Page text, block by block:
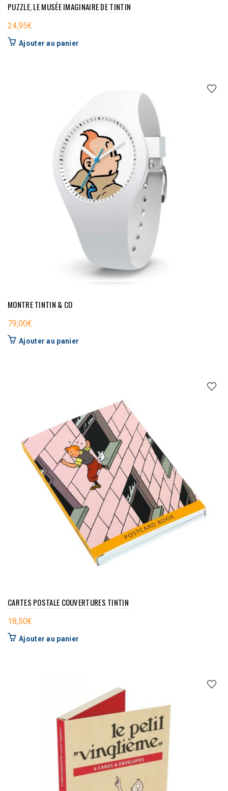
PUZZLE, LE MUSÉE IMAGINAIRE DE TINTIN
24,95€
Ajouter au panier
MONTRE TINTIN & CO
79,00€
Ajouter au panier
CARTES POSTALE COUVERTURES TINTIN
18,50€
Ajouter au panier